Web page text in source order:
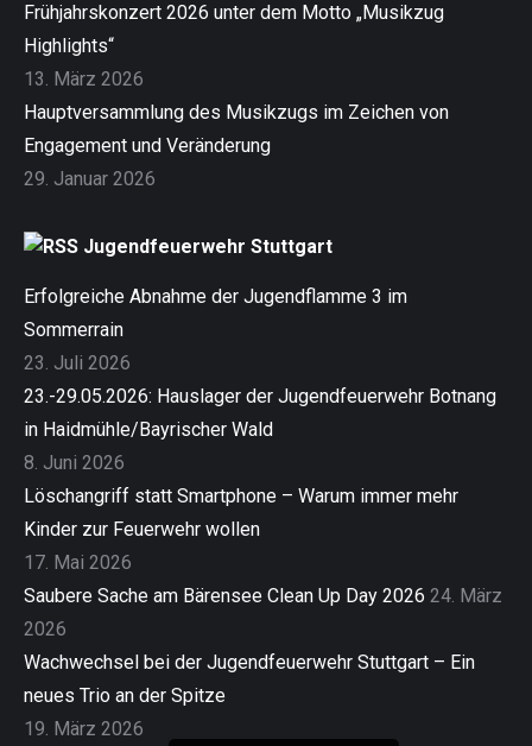
Frühjahrskonzert 2026 unter dem Motto „Musikzug
Highlights“
13. März 2026
Hauptversammlung des Musikzugs im Zeichen von
Engagement und Veränderung
29. Januar 2026
Jugendfeuerwehr Stuttgart
Erfolgreiche Abnahme der Jugendflamme 3 im
Sommerrain
23. Juli 2026
23.-29.05.2026: Hauslager der Jugendfeuerwehr Botnang
in Haidmühle/Bayrischer Wald
8. Juni 2026
Löschangriff statt Smartphone – Warum immer mehr
Kinder zur Feuerwehr wollen
17. Mai 2026
Saubere Sache am Bärensee Clean Up Day 2026 24. März
2026
Wachwechsel bei der Jugendfeuerwehr Stuttgart – Ein
neues Trio an der Spitze
19. März 2026